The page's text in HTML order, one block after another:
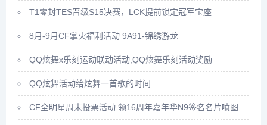
T1零封TES晋级S15决赛，LCK提前锁定冠军宝座
8月-9月CF掌火福利活动 9A91-锦绣游龙
QQ炫舞x乐刻运动联动活动,QQ炫舞乐刻活动奖励
QQ炫舞活动给炫舞一首歌的时间
CF全明星周末投票活动 领16周年嘉年华N9签名名片喷图